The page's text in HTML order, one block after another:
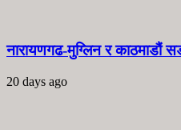
नारायणगढ-मुग्लिन र काठमाडौं
20 days ago